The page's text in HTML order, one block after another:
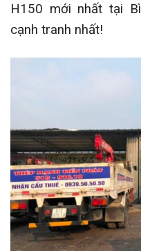
H150 mới nhất tại
cạnh tranh nhất!